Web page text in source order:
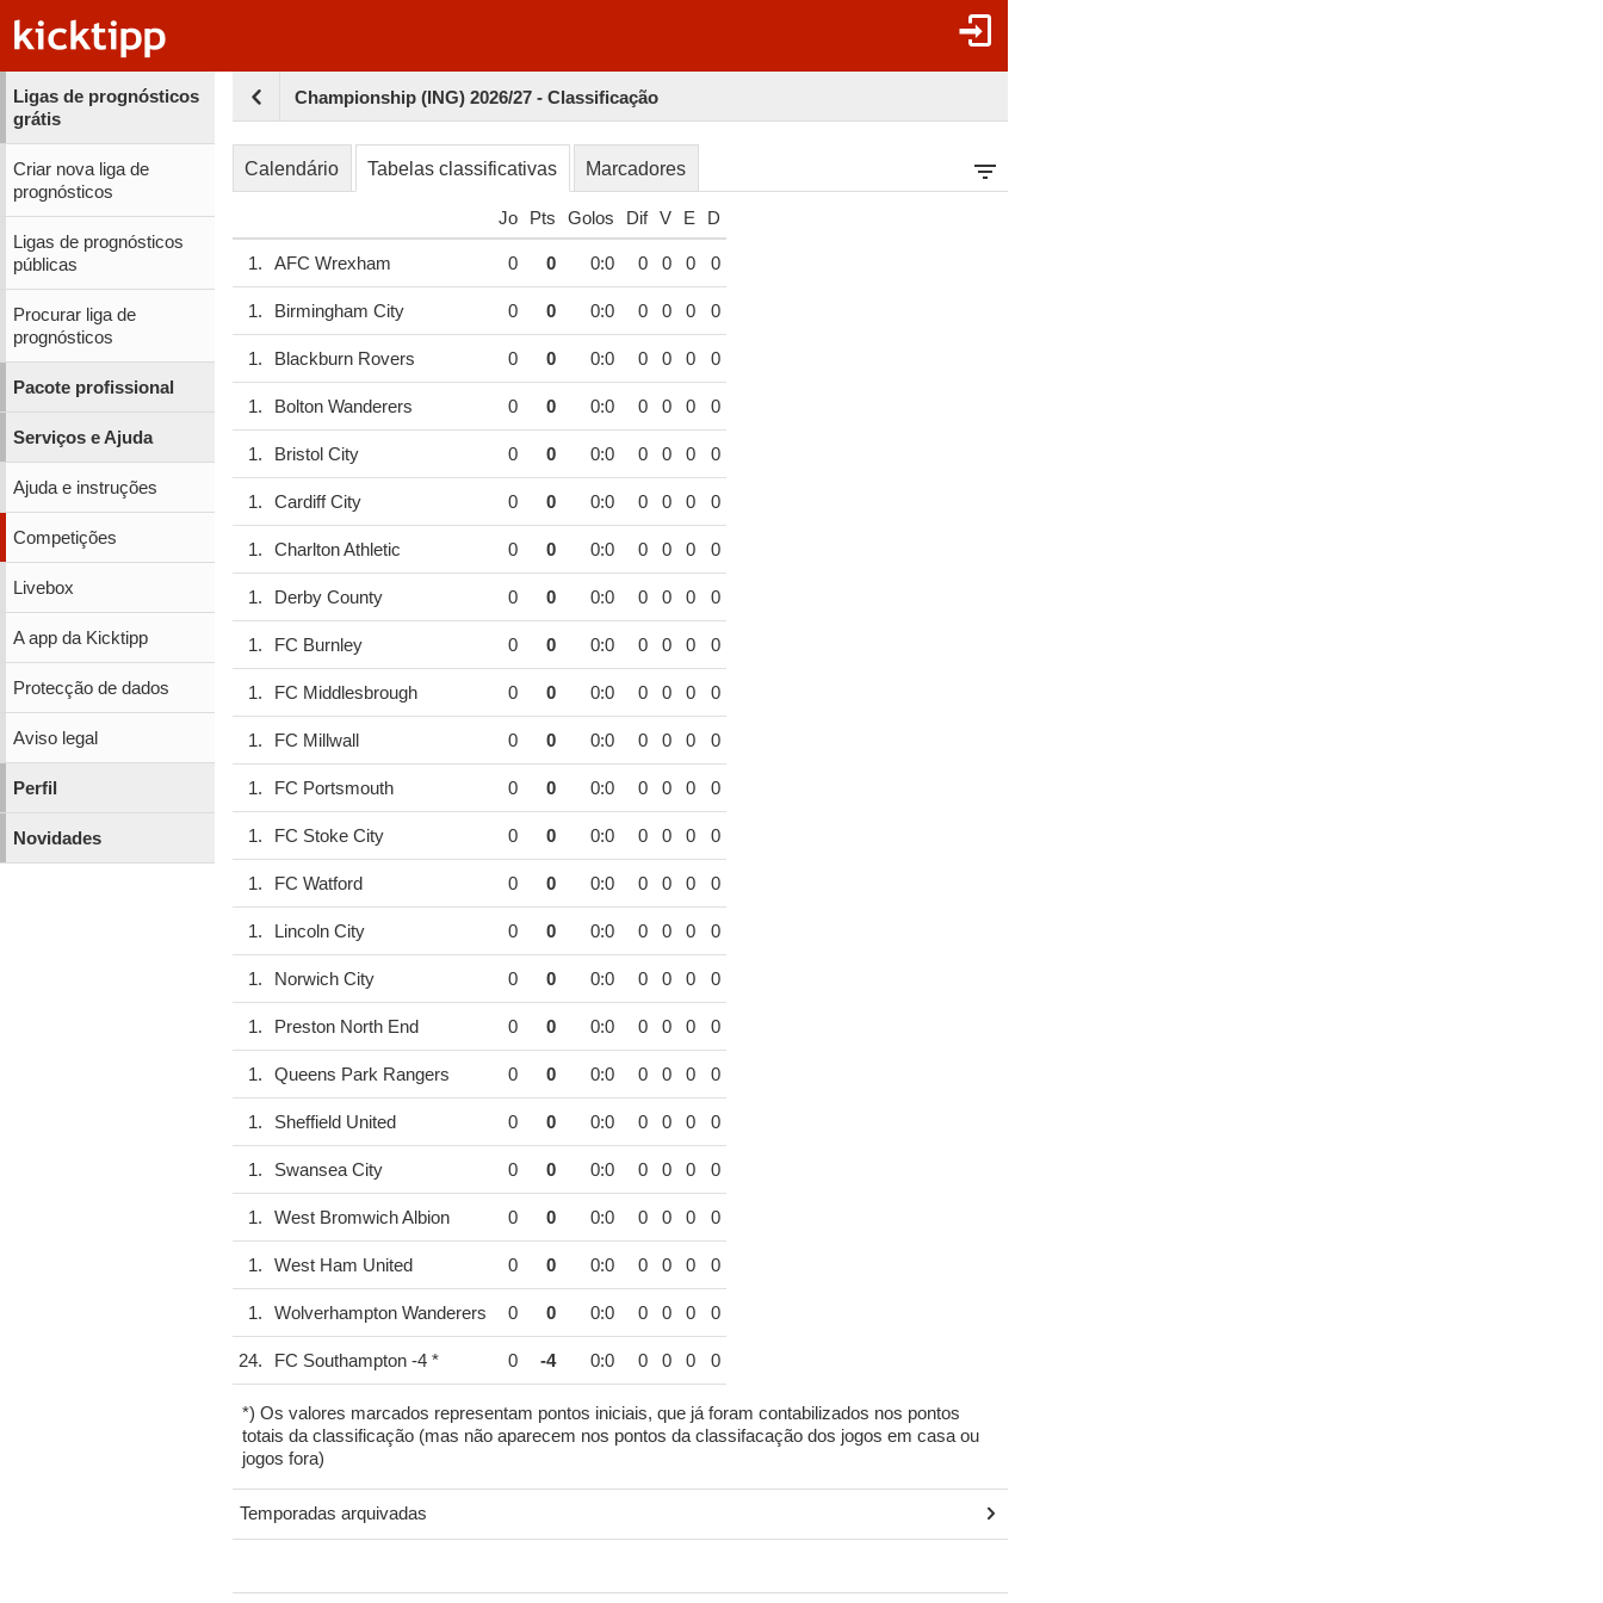
Ligas de prognósticos
grátis
Criar nova liga de
prognósticos
Ligas de prognósticos
públicas
Procurar liga de
prognósticos
Pacote profissional
Serviços e Ajuda
Ajuda e instruções
Competições
Livebox
A app da Kicktipp
Protecção de dados
Aviso legal
Perfil
Novidades
Championship (ING) 2026/27 - Classificação
Calendário Tabelas classificativas Marcadores
Jo Pts Golos Dif V E D
1. AFC Wrexham 0 0 0:0 0 0 0 0
1. Birmingham City 0 0 0:0 0 0 0 0
1. Blackburn Rovers 0 0 0:0 0 0 0 0
1. Bolton Wanderers 0 0 0:0 0 0 0 0
1. Bristol City 0 0 0:0 0 0 0 0
1. Cardiff City 0 0 0:0 0 0 0 0
1. Charlton Athletic 0 0 0:0 0 0 0 0
1. Derby County 0 0 0:0 0 0 0 0
1. FC Burnley 0 0 0:0 0 0 0 0
1. FC Middlesbrough 0 0 0:0 0 0 0 0
1. FC Millwall 0 0 0:0 0 0 0 0
1. FC Portsmouth 0 0 0:0 0 0 0 0
1. FC Stoke City 0 0 0:0 0 0 0 0
1. FC Watford 0 0 0:0 0 0 0 0
1. Lincoln City 0 0 0:0 0 0 0 0
1. Norwich City 0 0 0:0 0 0 0 0
1. Preston North End 0 0 0:0 0 0 0 0
1. Queens Park Rangers 0 0 0:0 0 0 0 0
1. Sheffield United 0 0 0:0 0 0 0 0
1. Swansea City 0 0 0:0 0 0 0 0
1. West Bromwich Albion 0 0 0:0 0 0 0 0
1. West Ham United 0 0 0:0 0 0 0 0
1. Wolverhampton Wanderers 0 0 0:0 0 0 0 0
24. FC Southampton-4 * 0 -4 0:0 0 0 0 0
*) Os valores marcados representam pontos iniciais, que já foram contabilizados nos pontos
totais da classificação (mas não aparecem nos pontos da classifacação dos jogos em casa ou
jogos fora)
Temporadas arquivadas